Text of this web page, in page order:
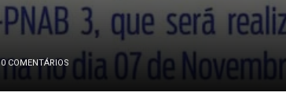
0 COMENTÁRIOS